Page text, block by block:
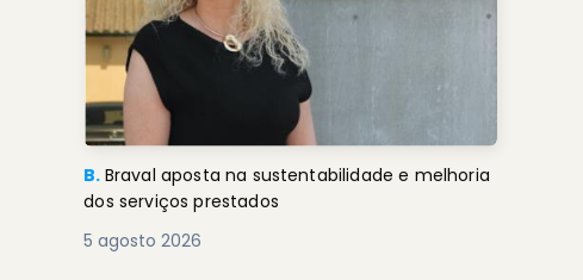
B. Braval aposta na sustentabilidade e melhoria
dos serviços prestados
5 agosto 2026